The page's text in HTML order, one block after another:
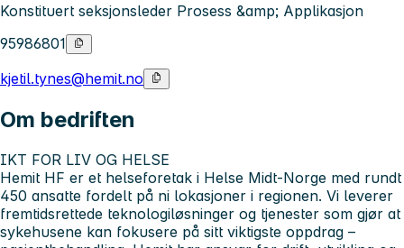
Konstituert seksjonsleder Prosess &amp; Applikasjon
95986801
kjetil.tynes@hemit.no
Om bedriften
IKT FOR LIV OG HELSE
Hemit HF er et helseforetak i Helse Midt-Norge med rundt
450 ansatte fordelt på ni lokasjoner i regionen. Vi leverer
fremtidsrettede teknologiløsninger og tjenester som gjør at
sykehusene kan fokusere på sitt viktigste oppdrag –